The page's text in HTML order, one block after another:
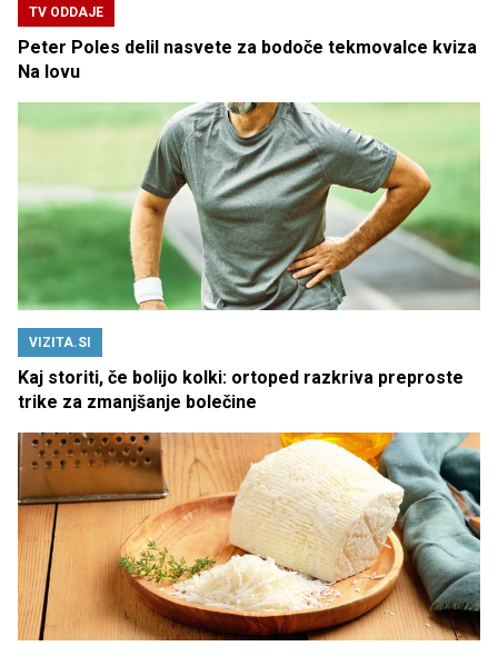
TV ODDAJE
Peter Poles delil nasvete za bodoče tekmovalce kviza
Na lovu
VIZITA.SI
Kaj storiti, če bolijo kolki: ortoped razkriva preproste
trike za zmanjšanje bolečine